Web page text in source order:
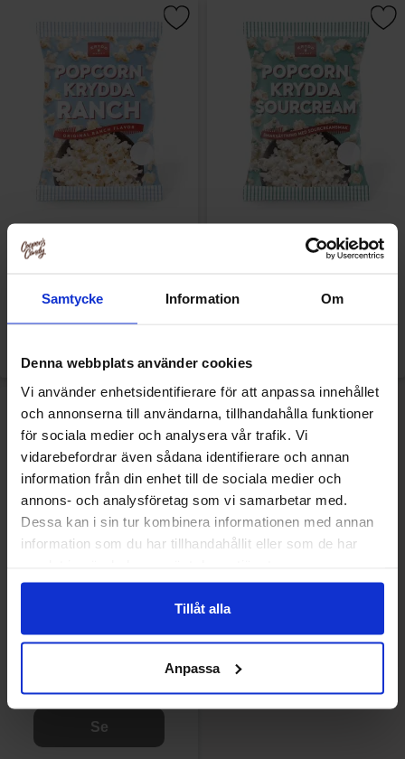
Samtycke Information Om
Denna webbplats använder cookies
Vi använder enhetsidentifierare för att anpassa innehållet
och annonserna till användarna, tillhandahålla funktioner
för sociala medier och analysera vår trafik. Vi
vidarebefordrar även sådana identifierare och annan
information från din enhet till de sociala medier och
annons- och analysföretag som vi samarbetar med.
Dessa kan i sin tur kombinera informationen med annan
information som du har tillhandahållit eller som de har
Tillåt alla
Anpassa
Kryddhuset Popcornkrydda
15.90 kr
Kryddhuset Popcornkrydda
Sourcream 25g
12.90 kr
Smör 25g
12.90 kr
Se